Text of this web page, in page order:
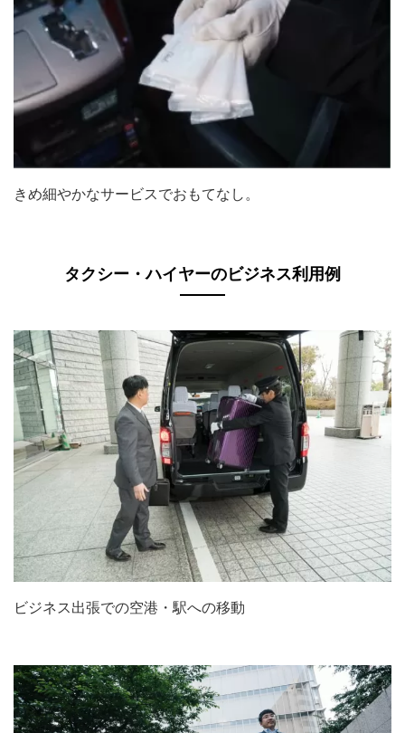
きめ細やかなサービスでおもてなし。
タクシー・ハイヤーのビジネス利用例
ビジネス出張での空港・駅への移動